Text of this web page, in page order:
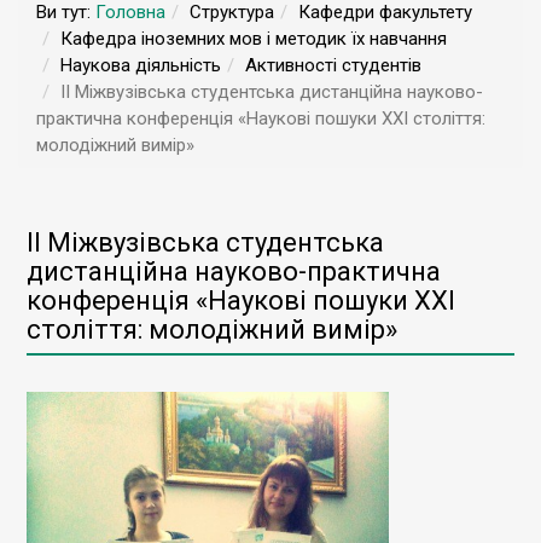
Ви тут: Головна Структура
Кафедри факультету
Кафедра іноземних мов і методик їх навчання
Наукова діяльність
Активності студентів
ІІ Міжвузівська студентська дистанційна науково-
практична конференція «Наукові пошуки ХХІ століття:
молодіжний вимір»
ІІ Міжвузівська студентська
дистанційна науково-практична
конференція «Наукові пошуки ХХІ
століття: молодіжний вимір»